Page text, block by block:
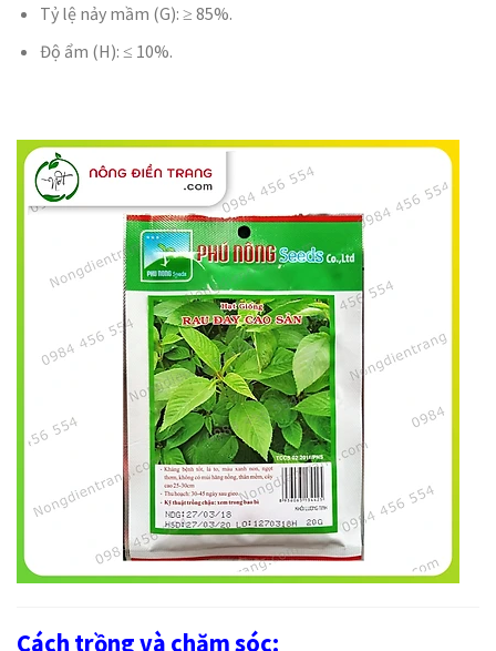
Tỷ lệ nảy mầm (G): ≥ 85%.
Độ ẩm (H): ≤ 10%.
Cách trồng và chăm sóc: